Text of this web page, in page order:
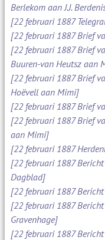
Berlekom aan J.J.
[22 februari 1887
[22 februari 1887 Brief
[22 februari 1887 Brief
Buuren-van Heutsz aan
[22 februari 1887 Brief
Hoëvell aan Mimi]
[22 februari 1887 Brief
[22 februari 1887 Brief
aan Mimi]
[22 februari 1887
[22 februari 1887
Dagblad]
[22 februari 1887
[22 februari 1887
Gravenhage]
[22 februari 1887